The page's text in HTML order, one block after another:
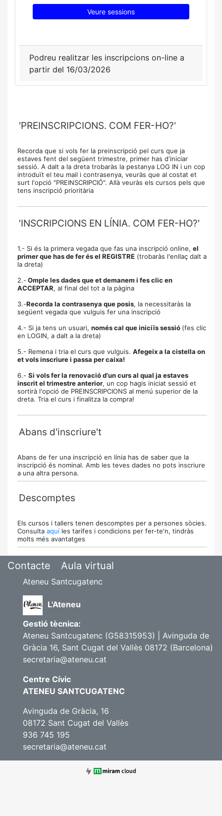
Veure sessions
Podreu realitzar les inscripcions on-line a
partir del 16/03/2026
'PREINSCRIPCIONS. COM FER-HO?'
Recorda que si vols fer la preinscripció pel curs que ja
estaves fent del següent trimestre, primer has d'iniciar
sessió. A dalt a la dreta trobaràs la pestanya LOG IN i un cop
introduït el teu mail i contrasenya, veuràs que al costat et
surt l'opció "PREINSCRIPCIÓ". Allà veuràs els cursos pels que
tens inscripció prioritària
'INSCRIPCIONS EN LÍNIA. COM FER-HO?'
1.- Si és la primera vegada que fas una inscripció online, el
primer que has de fer és el REGISTRE (trobaràs l'enllaç dalt a
la dreta)
2.- Omple les dades que et demanem i fes clic en
ACCEPTAR, al final del tot a la pàgina
3.-Recorda la contrasenya que posis, la necessitaràs la
següent vegada que vulguis fer una inscripció
4.- Si ja tens un usuari, només cal que iniciïs sessió (fes clic
en LOGIN, a dalt a la dreta)
5.- Remena i tria el curs que vulguis. Afegeix a la cistella on
et vols inscriure i passa per caixa!
6.- Si vols fer la renovació d'un curs al qual ja estaves
inscrit el trimestre anterior, un cop hagis iniciat sessió et
sortirà l'opció de PREINSCRIPCIONS al menú superior de la
dreta. Tria el curs i finalitza la compra!
Abans d'inscriure't
Abans de fer una inscripció en línia has de saber que la
inscripció és nominal. Amb les teves dades no pots inscriure
a una altra persona.
Descomptes
Els cursos i tallers tenen descomptes per a persones sòcies.
Consulta aquí les tarifes i condicions per fer-te'n, tindràs
molts més avantatges
Contacte Aula virtual
Ateneu Santcugatenc
L'Ateneu
Gestió tècnica:
Ateneu Santcugatenc (G58315953) | Avinguda de
Gràcia 16, Sant Cugat del Vallès 08172 (Barcelona)
secretaria@ateneu.cat
Centre Cívic
ATENEU SANTCUGATENC
Avinguda de Gràcia, 16
08172 Sant Cugat del Vallès
936 745 195
secretaria@ateneu.cat